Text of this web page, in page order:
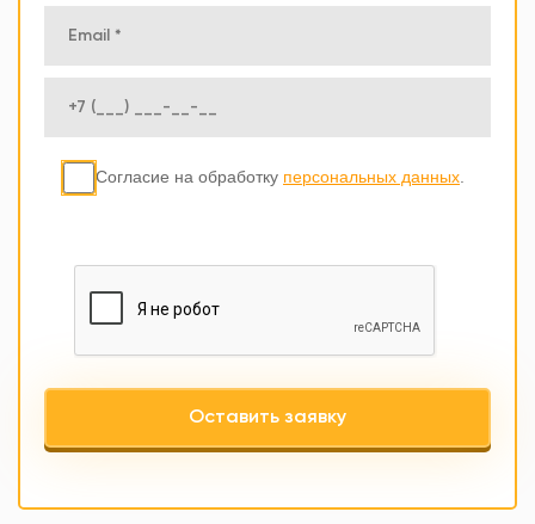
Согласие на обработку персональных данных.
Оставить заявку